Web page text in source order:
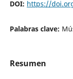
DOI: https://
Palabras clave:
Resumen